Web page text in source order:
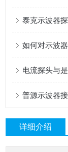
如何对示波
电流探头与
普源示波器
详细介绍